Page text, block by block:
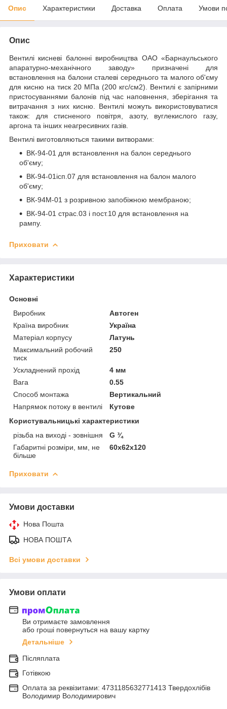
Опис Характеристики Доставка Оплата Умови
Опис
Вентилі кисневі балонні виробництва ОАО «Барнаульського
апаратурно-механічного заводу» призначені для
встановлення на балони сталеві середнього та малого об'єму
для кисню на тиск 20 МПа (200 кгс/см2). Вентилі є запірними
пристосуваннями балонів під час наповнення, зберігання та
витрачання з них кисню. Вентилі можуть використовуватися
також: для стисненого повітря, азоту, вуглекислого газу,
аргона та інших неагресивних газів.
Вентилі виготовляються такими витворами:
ВК-94-01 для встановлення на балон середнього
об'єму;
ВК-94-01ісп.07 для встановлення на балон малого
об'єму;
ВК-94М-01 з розривною запобіжною мембраною;
ВК-94-01 страс.03 і пост.10 для встановлення на
рампу.
Приховати
Характеристики
Основні
Виробник
Автоген
Країна виробник
Україна
Матеріал корпусу
Латунь
Максимальний робочий
тиск
250
Ускладнений прохід
4 мм
Вага
0.55
Способ монтажа
Вертикальний
Напрямок потоку в вентилі
Кутове
Користувальницькі характеристики
різьба на виході - зовнішня
G ¾
Габаритні розміри, мм, не
більше
60х62х120
Приховати
Умови доставки
Нова Пошта
НОВА ПОШТА
Всі умови доставки
Умови оплати
Ви отримаєте замовлення
або гроші повернуться на вашу картку
Детальніше
Післяплата
Готівкою
Оплата за реквізитами: 4731185632771413 Твердохлібів
Володимир Володимирович